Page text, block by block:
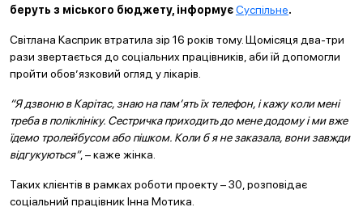
беруть з міського бюджету, інформуєСуспільне.
Світлана Касприк втратила зір 16 років тому. Щомісяця два-три
рази звертається до соціальних працівників, аби їй допомогли
пройти обов’язковий огляд у лікарів.
“Я дзвоню в Карітас, знаю на пам’ять їх телефон, і кажу коли мені
треба в поліклініку. Сестричка приходить до мене додому і ми вже
їдемо тролейбусом або пішком. Коли б я не заказала, вони завжди
відгукуються”, – каже жінка.
Таких клієнтів в рамках роботи проекту – 30, розповідає
соціальний працівник Інна Мотика.